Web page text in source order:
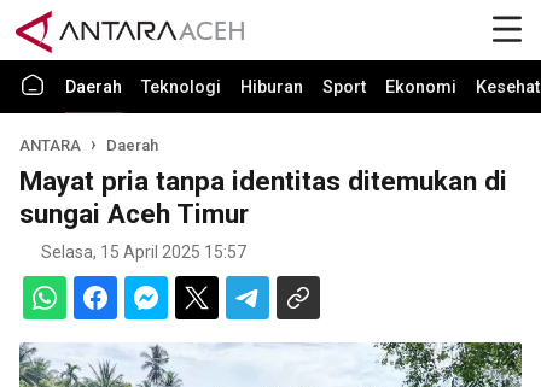
Daerah Teknologi Hiburan Sport Ekonomi
ANTARA Daerah
Mayat pria tanpa identitas ditemukan di
sungai Aceh Timur
Selasa, 15 April 2025 15:57